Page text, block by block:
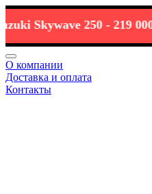
Skywave 250 -219 000 р 💰
О компании
Доставка и оплата
Контакты